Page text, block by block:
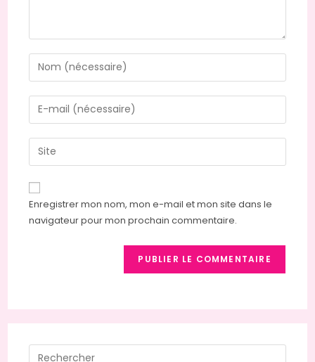
Enregistrer mon nom, mon e-mail et mon site dans le
navigateur pour mon prochain commentaire.